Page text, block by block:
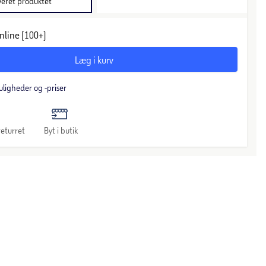
(100+)
Læg i kurv
og -priser
Byt i butik